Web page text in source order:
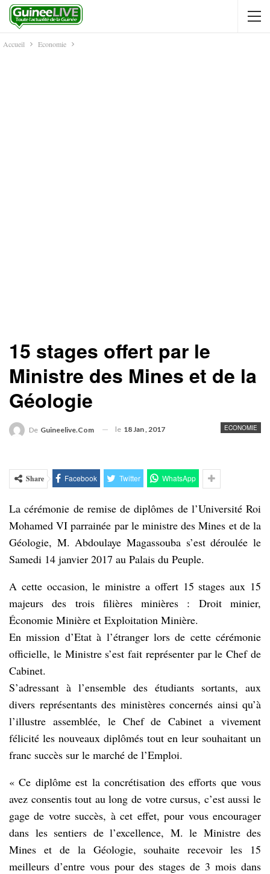
Accueil Economie
15 stages offert par le
Ministre des Mines et de la
Géologie
ECONOMIE
De Guineelive.com le 18 Jan , 2017
Share Facebook Twitter WhatsApp
La cérémonie de remise de diplômes de l’Université Roi
Mohamed VI parrainée par le ministre des Mines et de la
Géologie, M. Abdoulaye Magassouba s’est déroulée le
Samedi 14 janvier 2017 au Palais du Peuple.
A cette occasion, le ministre a offert 15 stages aux 15
majeurs des trois filières minières : Droit minier,
Économie Minière et Exploitation Minière.
En mission d’Etat à l’étranger lors de cette cérémonie
officielle, le Ministre s’est fait représenter par le Chef de
Cabinet.
S’adressant à l’ensemble des étudiants sortants, aux
divers représentants des ministères concernés ainsi qu’à
l’illustre assemblée, le Chef de Cabinet a vivement
félicité les nouveaux diplômés tout en leur souhaitant un
franc succès sur le marché de l’Emploi.
« Ce diplôme est la concrétisation des efforts que vous
avez consentis tout au long de votre cursus, c’est aussi le
gage de votre succès, à cet effet, pour vous encourager
dans les sentiers de l’excellence, M. le Ministre des
Mines et de la Géologie, souhaite recevoir les 15
meilleurs d’entre vous pour des stages de 3 mois dans